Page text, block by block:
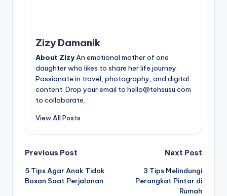
Zizy Damanik
About ZizyAn emotional mother of one
daughter who likes to share her life journey.
Passionate in travel, photography, and digital
content. Drop your email to hello@tehsusu.com
to collaborate.
View All Posts
Post
navigation
Previous Post
5 Tips Agar Anak Tidak
Bosan Saat Perjalanan
Next Post
3 Tips Melindungi
Perangkat Pintar di
Rumah